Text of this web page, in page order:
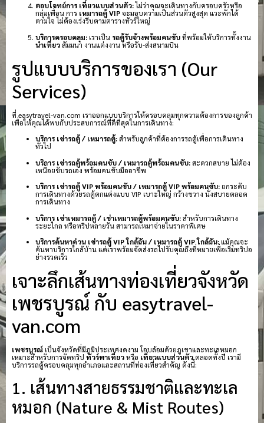
ตอบโจทย์การ เที่ยวแบบส่วนตัว:ไม่ว่าคุณจะเดินทางกับครอบครัวหรือ
กลุ่มเพื่อน การ เหมารถตู้ VIPจะมอบความเป็นส่วนตัวสูงสุด แวะพักได้
ตามใจ ไม่ต้องเร่งรีบตามตารางทัวร์ใหญ่
บริการครอบคลุม:เราเป็น รถตู้รับจ้างพร้อมคนขับที่พร้อมให้บริการทั้งงาน
นำเที่ยวสัมมนา งานแต่งงาน หรือรับ-ส่งสนามบิน
รูปแบบบริการของเรา (Our
Services)
ที่ easytravel-van.com เราออกแบบบริการให้ครอบคลุมทุกความต้องการของลูกค้า
เพื่อให้คุณได้พบกับประสบการณ์ที่ดีที่สุดในการเดินทาง:
บริการ เช่ารถตู้ / เหมารถตู้:สำหรับลูกค้าที่ต้องการรถตู้เพื่อการเดินทาง
ทั่วไป
บริการ เช่ารถตู้พร้อมคนขับ / เหมารถตู้พร้อมคนขับ:สะดวกสบาย ไม่ต้อง
เหนื่อยขับรถเอง พร้อมคนขับมืออาชีพ
บริการ เช่ารถตู้ VIP พร้อมคนขับ / เหมารถตู้ VIP พร้อมคนขับ: ยกระดับ
การเดินทางด้วยรถตู้ตกแต่งแบบ VIP เบาะใหญ่ กว้างขวาง นั่งสบายตลอด
การเดินทาง
บริการ เช่าเหมารถตู้ / เช่าเหมารถตู้พร้อมคนขับ:สำหรับการเดินทาง
ระยะไกล หรือทริปหลายวัน สามารถเหมาจ่ายในราคาพิเศษ
บริการค้นหาด่วน เช่ารถตู้ VIP ใกล้ฉัน / เหมารถตู้ VIP ใกล้ฉัน:แม้คุณจะ
ค้นหาบริการใกล้บ้าน แต่เราพร้อมจัดส่งรถไปรับคุณถึงที่หมายเพื่อเริ่มทริปอ
ย่างรวดเร็ว
เจาะลึกเส้นทางท่องเที่ยวจังหวัด
เพชรบูรณ์ กับ easytravel-
van.com
เพชรบูรณ์เป็นจังหวัดที่มีภูมิประเทศงดงาม โอบล้อมด้วยภูเขาและทะเลหมอก
เหมาะสำหรับการจัดทริป ทัวร์พาเที่ยวหรือ เที่ยวแบบส่วนตัวตลอดทั้งปี เรามี
บริการรถตู้ครอบคลุมทุกอำเภอและสถานที่ท่องเที่ยวสำคัญ ดังนี้:
1. เส้นทางสายธรรมชาติและทะเล
หมอก (Nature & Mist Routes)